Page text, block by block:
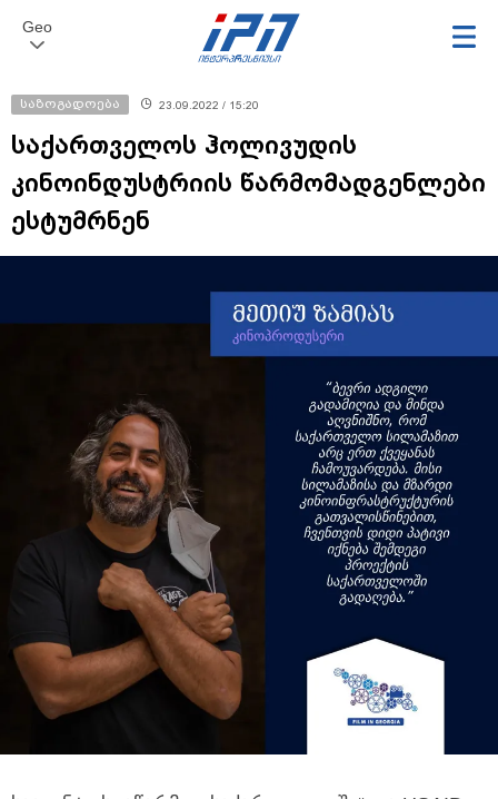
Geo
საზოგადოება 23.09.2022 / 15:20
საქართველოს ჰოლივუდის
კინოინდუსტრიის წარმომადგენლები
ესტუმრნენ